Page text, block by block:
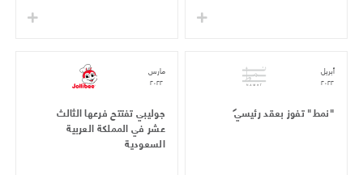
أبريل
"نمط" تفوز بعقد رئيسي
مارس
جوليبي تفتتح فرعها الثالث
عشر في المملكة العربية
السعودية